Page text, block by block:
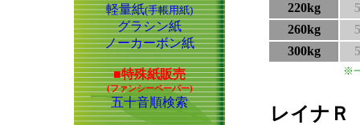
軽量紙(手帳用紙)
グラシン紙
ノーカーボン紙
■特殊紙販売
(ファンシーペーパー)
五十音順検索
220kg
260kg
300kg
※
レイナＲ